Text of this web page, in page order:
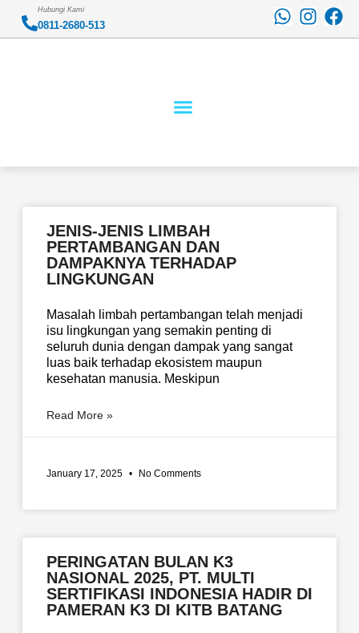
content
Hubungi Kami
0811-2680-513
W
h
I
n
m
F
a
JENIS-JENIS LIMBAH
PERTAMBANGAN DAN
DAMPAKNYA TERHADAP
LINGKUNGAN
Masalah limbah pertambangan telah menjadi
isu lingkungan yang semakin penting di
seluruh dunia dengan dampak yang sangat
luas baik terhadap ekosistem maupun
kesehatan manusia. Meskipun
Read More »
January 17, 2025 No Comments
PERINGATAN BULAN K3
NASIONAL 2025, PT. MULTI
SERTIFIKASI INDONESIA HADIR DI
PAMERAN K3 DI KITB BATANG
PagePagePagePage